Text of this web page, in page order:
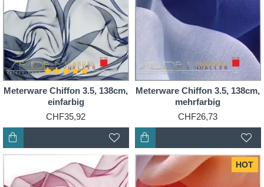
Meterware Chiffon 3.5, 138cm,
einfarbig
CHF35,92
Meterware Chiffon 3.5, 138cm,
mehrfarbig
CHF26,73
HOT